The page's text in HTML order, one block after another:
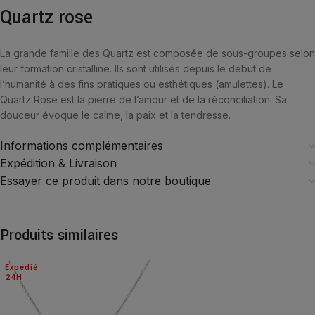
Quartz rose
La grande famille des Quartz est composée de sous-groupes selon
leur formation cristalline. Ils sont utilisés depuis le début de
l’humanité à des fins pratiques ou esthétiques (amulettes). Le
Quartz Rose est la pierre de l’amour et de la réconciliation. Sa
douceur évoque le calme, la paix et la tendresse.
Informations complémentaires
Expédition & Livraison
Essayer ce produit dans notre boutique
Produits similaires
24H
Expédié